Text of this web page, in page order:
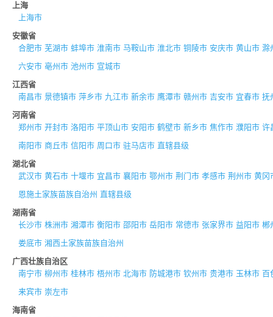
上海
上海市
安徽省
合肥市 芜湖市 蚌埠市 淮南市 马鞍山市 淮北市 铜陵市 安庆市 黄山市 滁
六安市 亳州市 池州市 宣城市
江西省
南昌市 景德镇市 萍乡市 九江市 新余市 鹰潭市 赣州市 吉安市 宜春市 抚
河南省
郑州市 开封市 洛阳市 平顶山市 安阳市 鹤壁市 新乡市 焦作市 濮阳市 许
南阳市 商丘市 信阳市 周口市 驻马店市 直辖县级
湖北省
武汉市 黄石市 十堰市 宜昌市 襄阳市 鄂州市 荆门市 孝感市 荆州市 黄冈
恩施土家族苗族自治州 直辖县级
湖南省
长沙市 株洲市 湘潭市 衡阳市 邵阳市 岳阳市 常德市 张家界市 益阳市 郴
娄底市 湘西土家族苗族自治州
广西壮族自治区
南宁市 柳州市 桂林市 梧州市 北海市 防城港市 钦州市 贵港市 玉林市 百
来宾市 崇左市
海南省